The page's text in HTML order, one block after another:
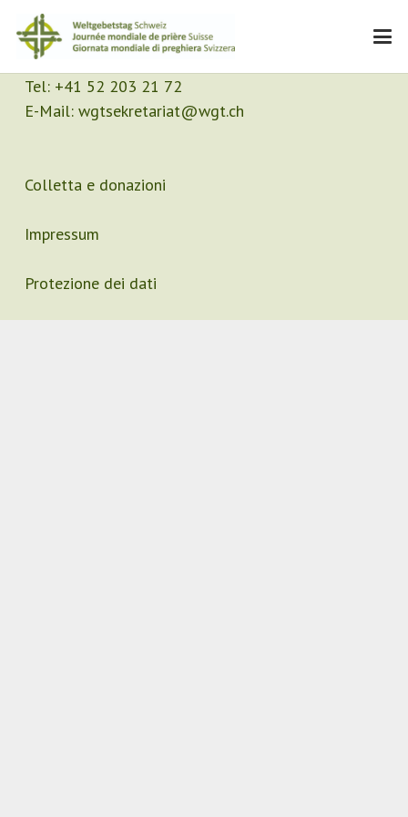
Contatto
Segretariato
Tel: +41 52 203 21 72
E-Mail: wgtsekretariat@wgt.ch
Colletta e donazioni
Impressum
Protezione dei dati